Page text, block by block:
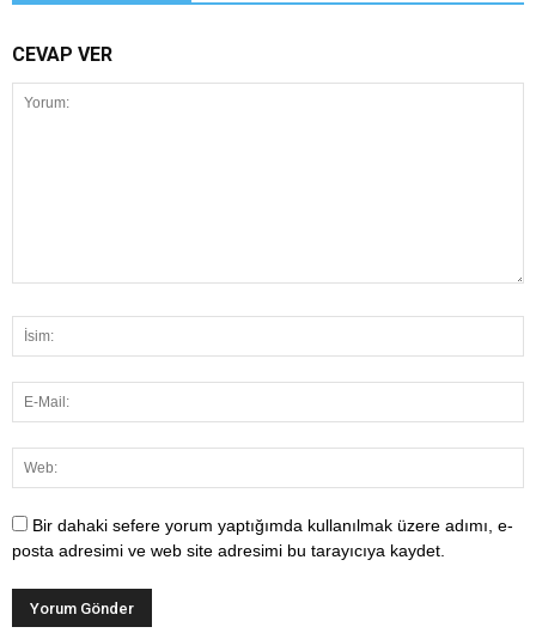
CEVAP VER
Bir dahaki sefere yorum yaptığımda kullanılmak üzere adımı, e-
posta adresimi ve web site adresimi bu tarayıcıya kaydet.